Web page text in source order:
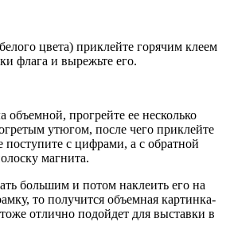
цвета) приклейте горячим клеем
флага и вырежьте его.
объемной, прогрейте ее несколько
утюгом, после чего приклейте
поступите с цифрами, а с обратной
магнита.
большим и потом наклеить его на
то получится объемная картинка-
отлично подойдет для выставки в